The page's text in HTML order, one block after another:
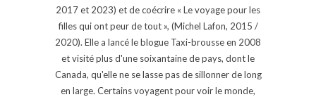
2017 et 2023) et de coécrire « Le voyage pour les
filles qui ont peur de tout », (Michel Lafon, 2015 /
2020). Elle a lancé le blogue Taxi-brousse en 2008
et visité plus d'une soixantaine de pays, dont le
Canada, qu'elle ne se lasse pas de sillonner de long
en large. Certains voyagent pour voir le monde,